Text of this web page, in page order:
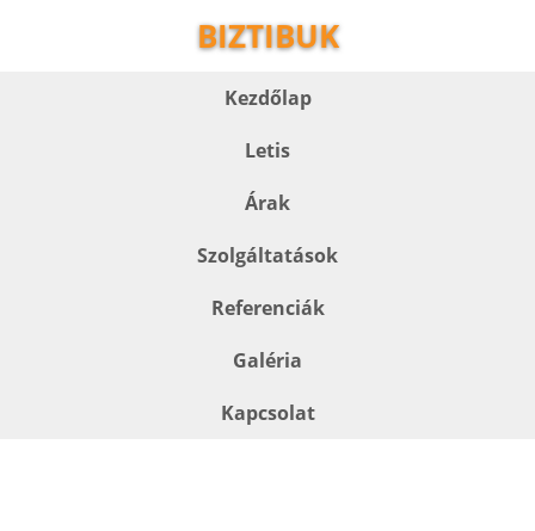
BIZTIBUK
Kezdőlap
Letis
Árak
Szolgáltatások
Referenciák
Galéria
Kapcsolat